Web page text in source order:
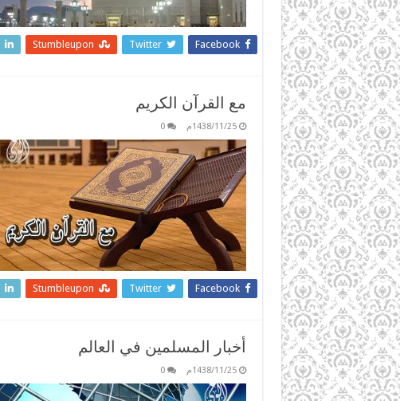
Facebook
Twitter
Stumbleupon
مع القرآن الكريم
1438/11/25م 0
Facebook
Twitter
Stumbleupon
أخبار المسلمين في العالم
1438/11/25م 0